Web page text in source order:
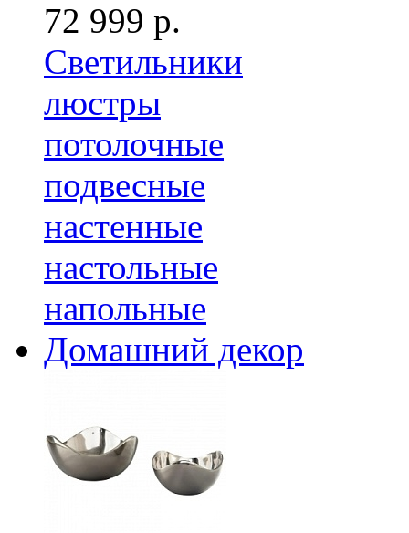
72 999 р.
Светильники
люстры
потолочные
подвесные
настенные
настольные
напольные
Домашний декор